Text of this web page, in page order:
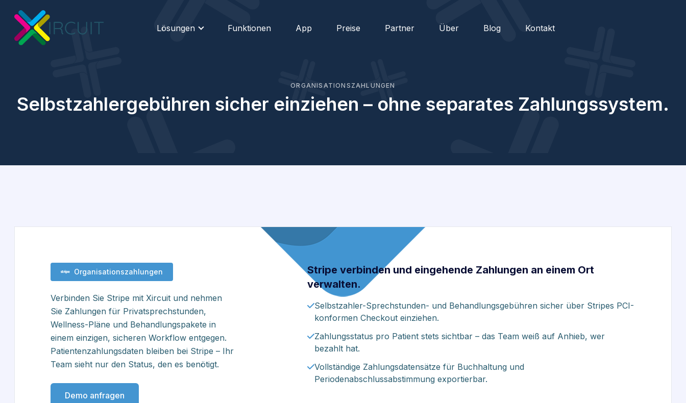
Lösungen Funktionen App Preise Partner Über Blog Kontakt
ORGANISATIONSZAHLUNGEN
Selbstzahlergebühren sicher einziehen – ohne separates Zahlungssystem.
Organisationszahlungen
Verbinden Sie Stripe mit Xircuit und nehmen
Sie Zahlungen für Privatsprechstunden,
Wellness-Pläne und Behandlungspakete in
einem einzigen, sicheren Workflow entgegen.
Patientenzahlungsdaten bleiben bei Stripe – Ihr
Team sieht nur den Status, den es benötigt.
Demo anfragen
Stripe verbinden und eingehende Zahlungen an einem Ort
verwalten.
Selbstzahler-Sprechstunden- und Behandlungsgebühren sicher über Stripes PCI-
konformen Checkout einziehen.
Zahlungsstatus pro Patient stets sichtbar – das Team weiß auf Anhieb, wer
bezahlt hat.
Vollständige Zahlungsdatensätze für Buchhaltung und
Periodenabschlussabstimmung exportierbar.